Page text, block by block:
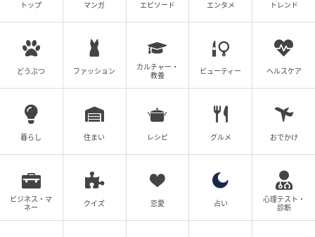
エキサイトニュース
トップ マンガ エピソード エンタメ トレンド
どうぶつ ファッション
カルチャー・
教養
ビューティー ヘルスケア
暮らし 住まい レシピ グルメ おでかけ
ビジネス・マ
ネー
クイズ 恋愛 占い
心理テスト・
診断